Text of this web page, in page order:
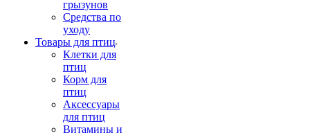
грызунов
Средства по
уходу
Товары для птиц
Клетки для
птиц
Корм для
птиц
Аксессуары
для птиц
Витамины и